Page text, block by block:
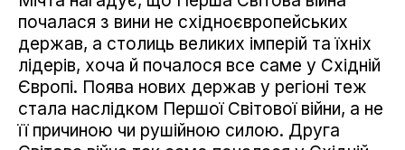
почалася з вини не східноєвропейських
держав, а столиць великих імперій та їхніх
лідерів, хоча й почалося все саме у Східній
Європі. Поява нових держав у регіоні теж
стала наслідком Першої Світової війни, а не
її причиною чи рушійною силою. Друга